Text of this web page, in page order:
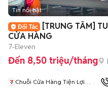
Tin nổi bật
[TRUNG TÂM]
CỬA HÀNG
7-Eleven
Đến 8,50 triệu/tháng
Chuỗi Cửa Hàng Tiện Lợi
2